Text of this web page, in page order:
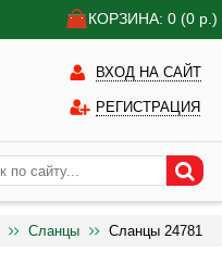
КОРЗИНА: 0 (0 р.)
ВХОД НА САЙТ
РЕГИСТРАЦИЯ
Сланцы Сланцы 24781